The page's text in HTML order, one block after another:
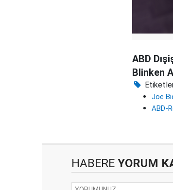
ABD
Blinken
Joe
ABD-
HABERE YORUM